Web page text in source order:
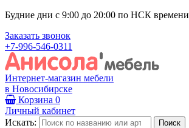
Будние дни с 9:00 до 20:00 по НСК времени
Заказать звонок
+7-996-546-0311
Интернет-магазин мебели
в Новосибирске
Корзина 0
Личный кабинет
Искать: